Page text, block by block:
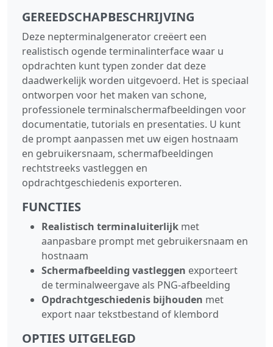
GEREEDSCHAPBESCHRIJVING
Deze nepterminalgenerator creëert een
realistisch ogende terminalinterface waar u
opdrachten kunt typen zonder dat deze
daadwerkelijk worden uitgevoerd. Het is speciaal
ontworpen voor het maken van schone,
professionele terminalschermafbeeldingen voor
documentatie, tutorials en presentaties. U kunt
de prompt aanpassen met uw eigen hostnaam
en gebruikersnaam, schermafbeeldingen
rechtstreeks vastleggen en
opdrachtgeschiedenis exporteren.
FUNCTIES
Realistisch terminaluiterlijk met
aanpasbare prompt met gebruikersnaam en
hostnaam
Schermafbeelding vastleggen exporteert
de terminalweergave als PNG-afbeelding
Opdrachtgeschiedenis bijhouden met
export naar tekstbestand of klembord
OPTIES UITGELEGD